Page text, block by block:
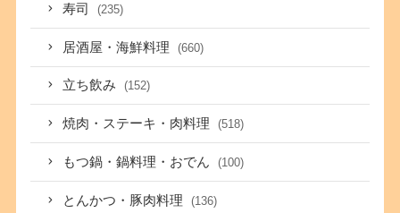
寿司 (235)
居酒屋・海鮮料理 (660)
立ち飲み (152)
焼肉・ステーキ・肉料理 (518)
もつ鍋・鍋料理・おでん (100)
とんかつ・豚肉料理 (136)